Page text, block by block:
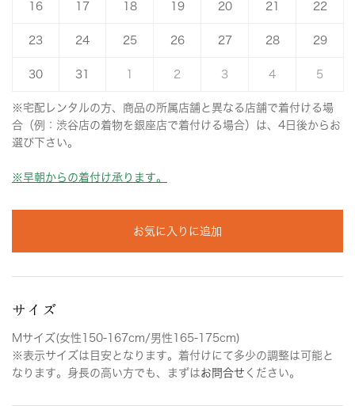
16 17 18 19 20 21 22
23 24 25 26 27 28 29
30 31 2 3 4 5
※宅配レンタルの方、商品の所属店舗と異なる店舗で着付ける場
合（例：渋谷店の着物を銀座店で着付ける場合）は、4日後からお
選び下さい。
※早朝からの着付け承ります。
お気に入りに追加
サイズ
Mサイズ(女性150-167cm/男性165-175cm)
※表示サイズは目安となります。着付けにて多少の調整は可能と
なります。身長の高い方でも、まずはお問合せ ください。